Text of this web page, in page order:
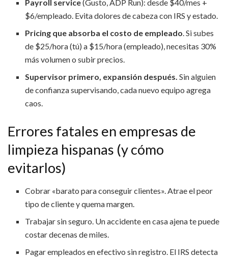
Payroll service(Gusto, ADP Run): desde $40/mes +
$6/empleado. Evita dolores de cabeza con IRS y estado.
Pricing que absorba el costo de empleado. Si subes
de $25/hora (tú) a $15/hora (empleado), necesitas 30%
más volumen o subir precios.
Supervisor primero, expansión después. Sin alguien
de confianza supervisando, cada nuevo equipo agrega
caos.
Errores fatales en empresas de
limpieza hispanas (y cómo
evitarlos)
Cobrar «barato para conseguir clientes». Atrae el peor
tipo de cliente y quema margen.
Trabajar sin seguro. Un accidente en casa ajena te puede
costar decenas de miles.
Pagar empleados en efectivo sin registro. El IRS detecta